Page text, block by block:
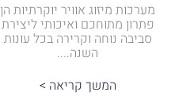
מערכות מיזוג אוויר יוקרתיות הן
פתרון מתוחכם ואיכותי ליצירת
סביבה נוחה וקרירה בכל עונות
השנה....
המשך קריאה >